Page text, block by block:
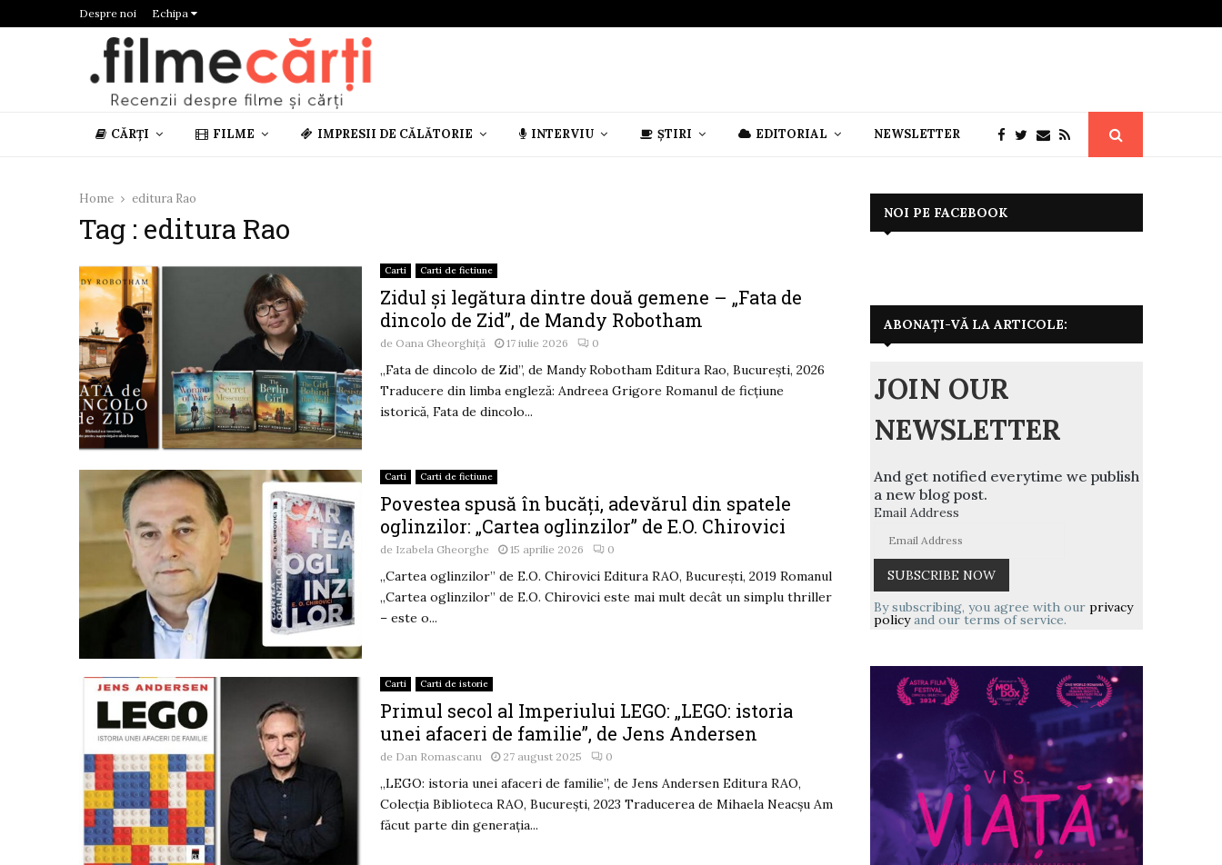
Despre noi Echipa
CĂRȚI FILME IMPRESII DE CĂLĂTORIE INTERVIU ȘTIRI EDITORIAL NEWSLETTER
Home editura Rao
Tag : editura Rao
Carti Carti de fictiune
Zidul și legătura dintre două gemene – „Fata de
dincolo de Zid”, de Mandy Robotham
de Oana Gheorghiță 17 iulie 2026 0
,,Fata de dincolo de Zid”, de Mandy Robotham Editura Rao, București, 2026
Traducere din limba engleză: Andreea Grigore Romanul de ficțiune
istorică, Fata de dincolo...
Carti Carti de fictiune
Povestea spusă în bucăți, adevărul din spatele
oglinzilor: „Cartea oglinzilor” de E.O. Chirovici
de Izabela Gheorghe 15 aprilie 2026 0
„Cartea oglinzilor” de E.O. Chirovici Editura RAO, București, 2019 Romanul
„Cartea oglinzilor” de E.O. Chirovici este mai mult decât un simplu thriller
– este o...
Carti Carti de istorie
Primul secol al Imperiului LEGO: „LEGO: istoria
unei afaceri de familie”, de Jens Andersen
de Dan Romascanu 27 august 2025 0
„LEGO: istoria unei afaceri de familie”, de Jens Andersen Editura RAO,
Colecția Biblioteca RAO, București, 2023 Traducerea de Mihaela Neacșu Am
făcut parte din generația...
NOI PE FACEBOOK
ABONAȚI-VĂ LA ARTICOLE:
JOIN OUR
NEWSLETTER
And get notified everytime we publish
a new blog post.
Email Address
By subscribing, you agree with our privacy
policyand our terms of service.